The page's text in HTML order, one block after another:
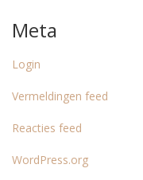
Meta
Login
Vermeldingen feed
Reacties feed
WordPress.org